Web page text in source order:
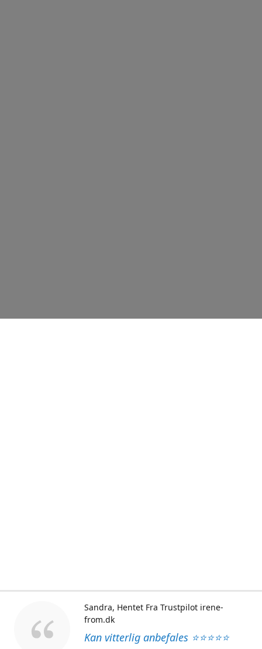
Kan vitterlig anbefales ⭐⭐⭐⭐⭐
Sandra Hentet Fra Trustpilot irene-
from.dk